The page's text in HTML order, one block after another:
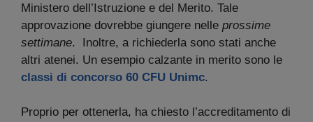
Ministero dell’Istruzione e del Merito. Tale
approvazione dovrebbe giungere nelle prossime
settimane. Inoltre, a richiederla sono stati anche
altri atenei. Un esempio calzante in merito sono le
classi di concorso 60 CFU Unimc.
Proprio per ottenerla, ha chiesto l’accreditamento di